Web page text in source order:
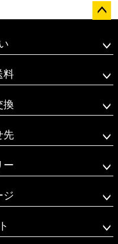
ップ
料
換
先
ー
ジ